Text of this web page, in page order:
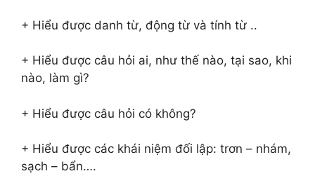
+ Hiểu được danh từ, động từ và tính từ ..
+ Hiểu được câu hỏi ai, như thế nào, tại sao, khi
nào, làm gì?
+ Hiểu được câu hỏi có không?
+ Hiểu được các khái niệm đối lập: trơn – nhám,
sạch – bẩn….